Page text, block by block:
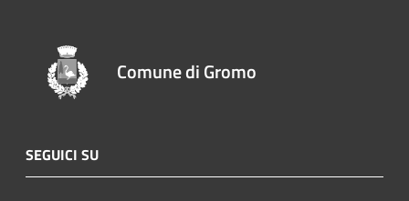
Comune di Gromo
SEGUICI SU